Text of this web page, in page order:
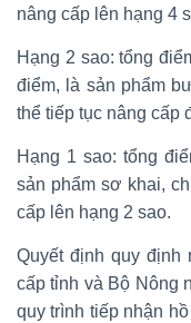
nâng cấp lên hạng 4
Hạng 2 sao: tổng
điểm, là sản phẩm
thể tiếp tục nâng cấp
Hạng 1 sao: tổng
sản phẩm sơ khai,
cấp lên hạng 2 sao.
Quyết định quy định
cấp tỉnh và Bộ Nông
quy trình tiếp nhận